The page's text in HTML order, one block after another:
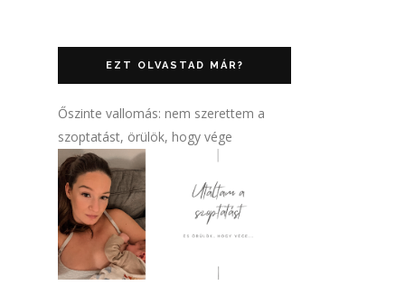
EZT OLVASTAD MÁR?
Őszinte vallomás: nem szerettem a
szoptatást, örülök, hogy vége